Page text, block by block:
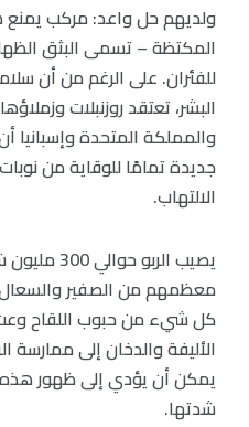
ولديهم حل واعد: مركب يمنع
المكتظة – تسمى البثق
للفئران. على الرغم من أن
البشر، تعتقد روزنبلات
والمملكة المتحدة وإسبانيا
جديدة تمامًا للوقاية من
الالتهاب.
يصيب
معظمهم من الصفير
كل شيء من حبوب اللقاح وعث
الأليفة والدخان إلى ممارسة
يمكن أن يؤدي إلى ظهور هذه
شدتها.